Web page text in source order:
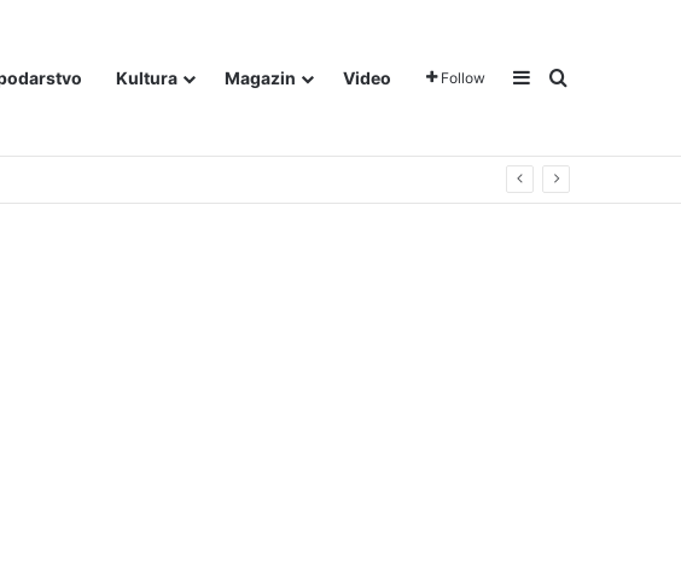
Kultura Magazin Video Follow Sidebar
Traži